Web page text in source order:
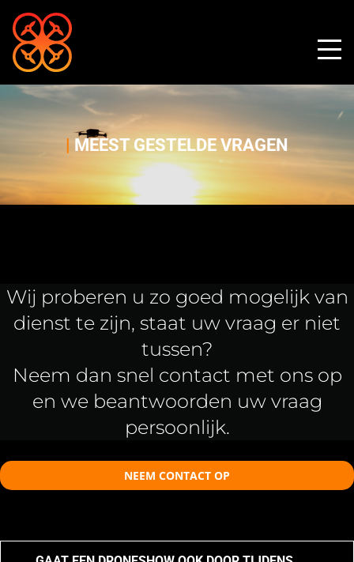
| MEEST GESTELDE VRAGEN
Wij proberen u zo goed mogelijk van
dienst te zijn, staat uw vraag er niet
tussen?
Neem dan snel contact met ons op
en we beantwoorden uw vraag
persoonlijk.
NEEM CONTACT OP